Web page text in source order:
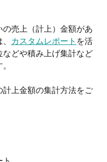
売上（計上）金額があ
カスタムレポート を活
どや積み上げ集計など
上金額の集計方法をご